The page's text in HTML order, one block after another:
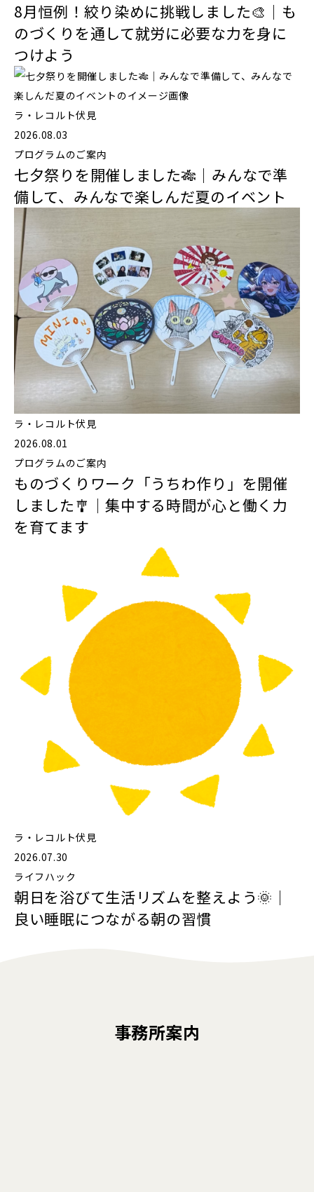
8月恒例！絞り染めに挑戦しました🎨｜も
のづくりを通して就労に必要な力を身に
つけよう
ラ・レコルト伏見
2026.08.03
プログラムのご案内
七夕祭りを開催しました🎋｜みんなで準
備して、みんなで楽しんだ夏のイベント
ラ・レコルト伏見
2026.08.01
プログラムのご案内
ものづくりワーク「うちわ作り」を開催
しました🎐｜集中する時間が心と働く力
を育てます
ラ・レコルト伏見
2026.07.30
ライフハック
朝日を浴びて生活リズムを整えよう🌞｜
良い睡眠につながる朝の習慣
事務所案内